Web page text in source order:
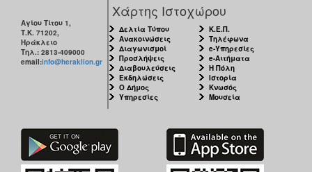
Αγίου Τίτου 1,
Τ.Κ. 71202,
Ηράκλειο
Τηλ.: 2813-409000
email:info@heraklion.gr
Χάρτης Ιστοχώρου
Δελτία Τύπου
Ανακοινώσεις
Διαγωνισμοί
Προσλήψεις
Διαβουλεύσεις
Εκδηλώσεις
Ο Δήμος
Υπηρεσίες
Κ.Ε.Π.
Τηλέφωνα
e-Υπηρεσίες
e-Αιτήματα
Η Πόλη
Ιστορία
Κνωσός
Μουσεία